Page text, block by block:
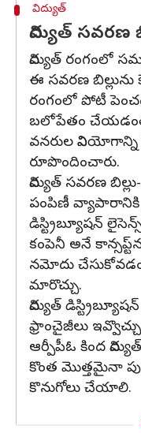
విద్యుత్
విద్యుత్ సవరణ
విద్యుత్ రంగంలో
ఈ సవరణ బిల్లును
రంగంలో పోటీ
బలోపేతం
వనరుల వినియోగాన్ని
రూపొందించారు.
విద్యుత్ సవరణ
పంపిణీ వ్యాపారానికి
డిస్ట్రిబ్యూషన్
కంపెనీ అనే
నమోదు
మారొచ్చు.
విద్యుత్
ఫ్రాంచైజీలు
ఆర్పీపీఓ కింద
కొంత మొత్తమైనా
కొనుగోలు చేయాలి.